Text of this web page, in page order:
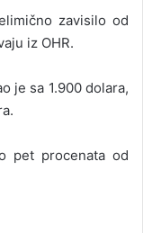
zavisilo od
iz OHR.
je sa 1.900 dolara,
pet procenata od